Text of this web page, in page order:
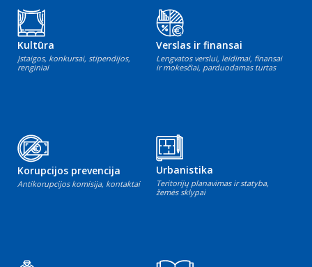
Kultūra
Įstaigos, konkursai, stipendijos,
renginiai
Verslas ir finansai
Lengvatos verslui, leidimai, finansai
ir mokesčiai, parduodamas turtas
Korupcijos prevencija
Antikorupcijos komisija, kontaktai
Urbanistika
Teritorijų planavimas ir statyba,
žemės sklypai